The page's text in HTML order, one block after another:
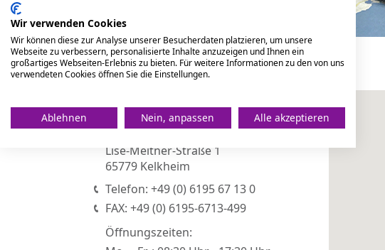
NEXEN TIRE EUROPE S.R.O.
Lise-Meitner-Straße 1
65779 Kelkheim
Telefon: +49 (0) 6195 67 13 0
FAX: +49 (0) 6195-6713-499
Öffnungszeiten:
Wir verwenden Cookies
Wir können diese zur Analyse unserer Besucherdaten platzieren, um unsere
Webseite zu verbessern, personalisierte Inhalte anzuzeigen und Ihnen ein
großartiges Webseiten-Erlebnis zu bieten. Für weitere Informationen zu den von uns
verwendeten Cookies öffnen Sie die Einstellungen.
Ablehnen Nein, anpassen Alle akzeptieren